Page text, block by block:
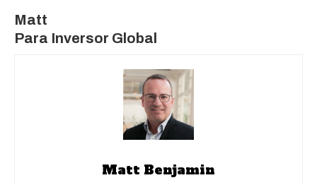
Matt
Para Inversor Global
Matt Benjamin